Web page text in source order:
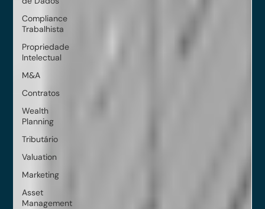
Compliance
Trabalhista
Propriedade
Intelectual
M&A
Contratos
Wealth
Planning
Tributário
Valuation
Marketing
Asset
Management